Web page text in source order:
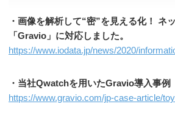
・画像を解析して“密”を見える化！
「Gravio」に対応しました。
https://www.iodata.jp/news/2020/
・当社Qwatchを用いたGravio導入事例
https://www.gravio.com/jp-case-article/